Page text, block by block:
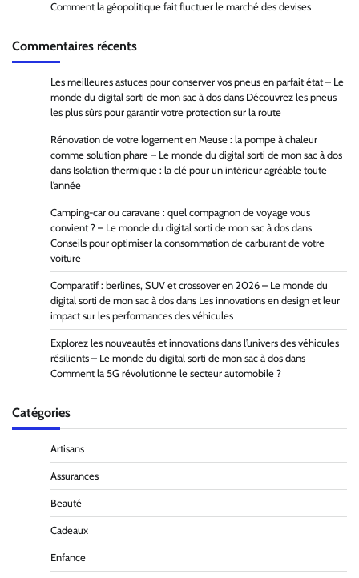
Comment la géopolitique fait fluctuer le marché des devises
Commentaires récents
Les meilleures astuces pour conserver vos pneus en parfait état – Le
monde du digital sorti de mon sac à dos dans Découvrez les pneus
les plus sûrs pour garantir votre protection sur la route
Rénovation de votre logement en Meuse : la pompe à chaleur
comme solution phare – Le monde du digital sorti de mon sac à dos
dans Isolation thermique : la clé pour un intérieur agréable toute
l’année
Camping-car ou caravane : quel compagnon de voyage vous
convient ? – Le monde du digital sorti de mon sac à dos dans
Conseils pour optimiser la consommation de carburant de votre
voiture
Comparatif : berlines, SUV et crossover en 2026 – Le monde du
digital sorti de mon sac à dos dans Les innovations en design et leur
impact sur les performances des véhicules
Explorez les nouveautés et innovations dans l’univers des véhicules
résilients – Le monde du digital sorti de mon sac à dos dans
Comment la 5G révolutionne le secteur automobile ?
Catégories
Artisans
Assurances
Beauté
Cadeaux
Enfance